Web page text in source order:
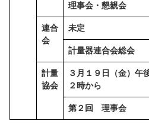
理事会・懇親会
連合
会
未定
計量器連合会総会
計量
協会
３月１９日（金）午
２時から
第２回 理事会